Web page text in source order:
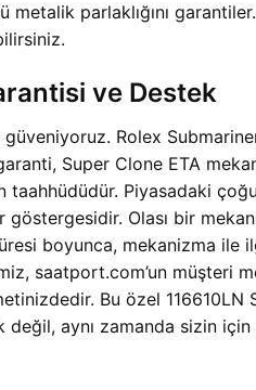
parlaklığını
ve Destek
Rolex
Super Clone ETA
Piyasadaki
Olası bir
boyunca, mekanizma ile
saatport.com’un müşteri
Bu özel 116610LN
aynı zamanda sizin